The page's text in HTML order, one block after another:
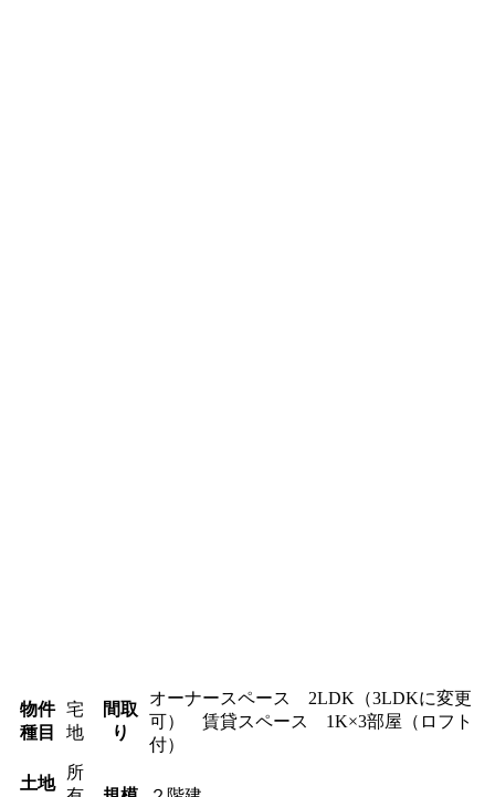
物件
種目
宅
地
間取
り
オーナースペース 2LDK（3LDKに変更
可） 賃貸スペース 1K×3部屋（ロフト
付）
土地
所